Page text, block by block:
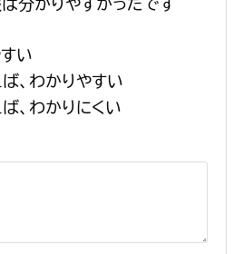
分かりやすかったです
い
、わかりやすい
、わかりにくい